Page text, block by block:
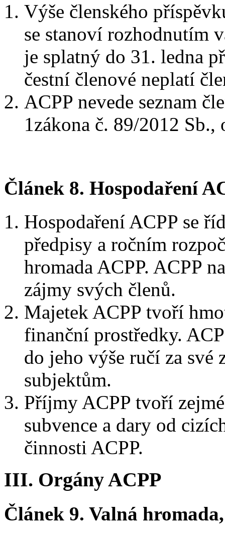
Výše členského
se stanoví rozhodnutím
je splatný do 31. ledna
čestní členové neplatí
ACPP nevede seznam
1zákona č. 89/2012 Sb.,
Článek 8. Hospodaření
Hospodaření ACPP se
předpisy a ročním
hromada ACPP. ACPP
zájmy svých členů.
Majetek ACPP tvoří
finanční prostředky.
do jeho výše ručí za své
subjektům.
Příjmy ACPP tvoří
subvence a dary od
činnosti ACPP.
III. Orgány ACPP
Článek 9. Valná